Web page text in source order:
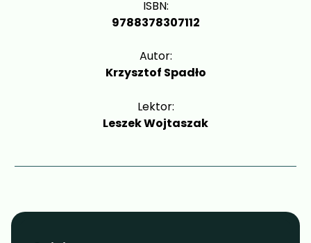
ISBN:
9788378307112
Autor:
Krzysztof Spadło
Lektor:
Leszek Wojtaszak